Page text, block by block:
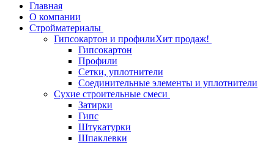
Главная
О компании
Стройматериалы
Гипсокартон и профилиХит продаж!
Гипсокартон
Профили
Сетки, уплотнители
Соединительные элементы и уплотнители
Сухие строительные смеси
Затирки
Гипс
Штукатурки
Шпаклевки